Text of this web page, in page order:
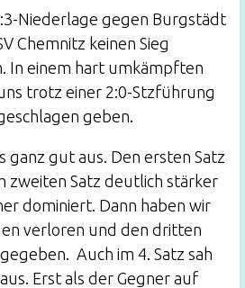
Niederlage gegen Burgstädt
Chemnitz keinen Sieg
In einem hart umkämpften
trotz einer 2:0-Stzführung
geben.
ganz gut aus. Den ersten Satz
zweiten Satz deutlich stärker
dominiert. Dann haben wir
verloren und den dritten
Auch im 4. Satz sah
Erst als der Gegner auf